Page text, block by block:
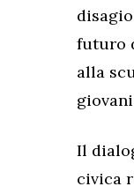
futuro
alla
Il
civica